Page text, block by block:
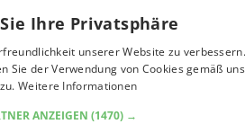
Ihre Privatsphäre
unserer Website zu
Sie der Verwendung von Cookies gemäß
Weitere Informationen
ANZEIGEN (1470) →